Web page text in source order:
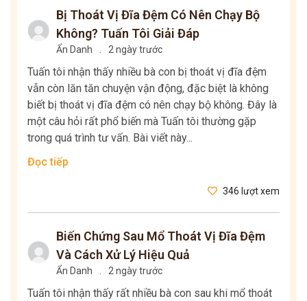
Bị Thoát Vị Đĩa Đệm Có Nên Chạy Bộ
Không? Tuấn Tôi Giải Đáp
Ẩn Danh 2 ngày trước
Tuấn tôi nhận thấy nhiều bà con bị thoát vị đĩa đệm
vẫn còn lăn tăn chuyện vận động, đặc biệt là không
biết bị thoát vị đĩa đệm có nên chạy bộ không. Đây là
một câu hỏi rất phổ biến mà Tuấn tôi thường gặp
trong quá trình tư vấn. Bài viết này...
Đọc tiếp
346 lượt xem
Biến Chứng Sau Mổ Thoát Vị Đĩa Đệm
Và Cách Xử Lý Hiệu Quả
Ẩn Danh 2 ngày trước
Tuấn tôi nhận thấy rất nhiều bà con sau khi mổ thoát